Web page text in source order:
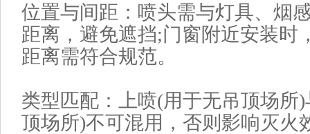
位置与间距‌：喷头需与灯具、烟
距离，避免遮挡;门窗附近安装时
距离需符合规范。
类型匹配‌：上喷(用于无吊顶场所
顶场所)不可混用，否则影响灭火